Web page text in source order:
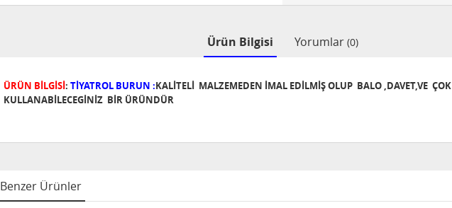
Ürün Bilgisi Yorumlar (0)
ÜRÜN BİLGİSİ: TİYATROL BURUN :KALİTELİ MALZEMEDEN İMAL EDİLMİŞ OLUP BALO ,DAVET,VE ÇOK
KULLANABİLECEGİNİZ BİR ÜRÜNDÜR
Benzer Ürünler